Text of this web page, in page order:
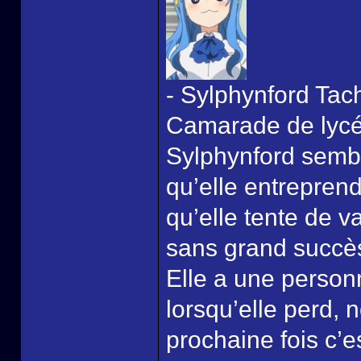
- Sylphynford
Camarade de
Sylphynford
qu’elle
qu’elle tente de
sans grand
Elle a une
lorsqu’elle perd,
prochaine fois